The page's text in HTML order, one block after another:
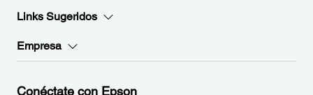
Links Sugeridos
Empresa
Conéctate con Epson